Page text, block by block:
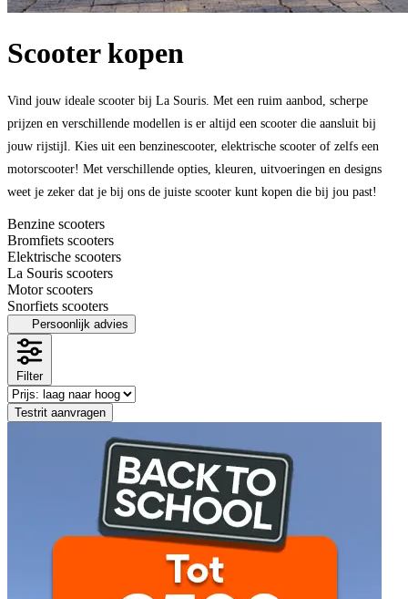
Scooter kopen
Vind jouw ideale scooter bij La Souris. Met een ruim aanbod, scherpe
prijzen en verschillende modellen is er altijd een scooter die aansluit bij
jouw rijstijl. Kies uit een benzinescooter, elektrische scooter of zelfs een
motorscooter! Met verschillende opties, kleuren, uitvoeringen en designs
weet je zeker dat je bij ons de juiste scooter kunt kopen die bij jou past!
Benzine scooters
Bromfiets scooters
Elektrische scooters
La Souris scooters
Motor scooters
Snorfiets scooters
Persoonlijk advies
Filter
Testrit aanvragen